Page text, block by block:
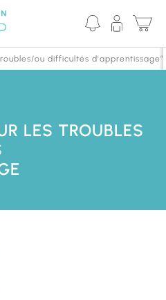
ou difficultés d'apprentissage”
LES TROUBLES